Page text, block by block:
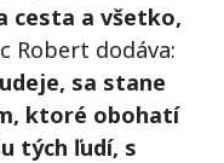
cesta a všetko,
Robert dodáva:
sa stane
ktoré obohatí
tých ľudí, s